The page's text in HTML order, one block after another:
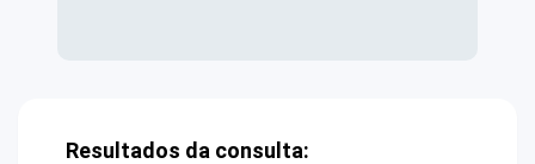
Resultados da consulta: